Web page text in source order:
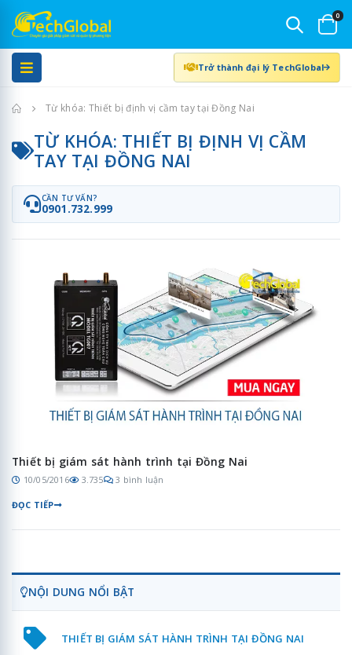
0
Trở thành đại lý TechGlobal
Trang chủTừ khóa: Thiết bị định vị cầm tay tại Đồng Nai
TỪ KHÓA: THIẾT BỊ ĐỊNH VỊ CẦM
TAY TẠI ĐỒNG NAI
CẦN TƯ VẤN?
0901.732.999
Thiết bị giám sát hành trình tại Đồng Nai
10/05/2016 3.735 3 bình luận
ĐỌC TIẾP
NỘI DUNG NỔI BẬT
THIẾT BỊ GIÁM SÁT HÀNH TRÌNH TẠI ĐỒNG NAI